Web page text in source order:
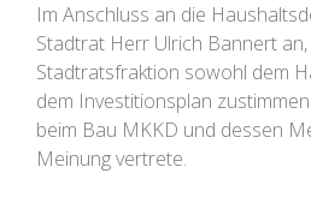
Im Anschluss an die
Stadtrat Herr Ulrich Bannert
Stadtratsfraktion sowohl dem
dem Investitionsplan
beim Bau MKKD und dessen
Meinung vertrete.